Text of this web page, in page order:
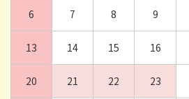
6 7 8 9
13 14 15 16
20 21 22 23